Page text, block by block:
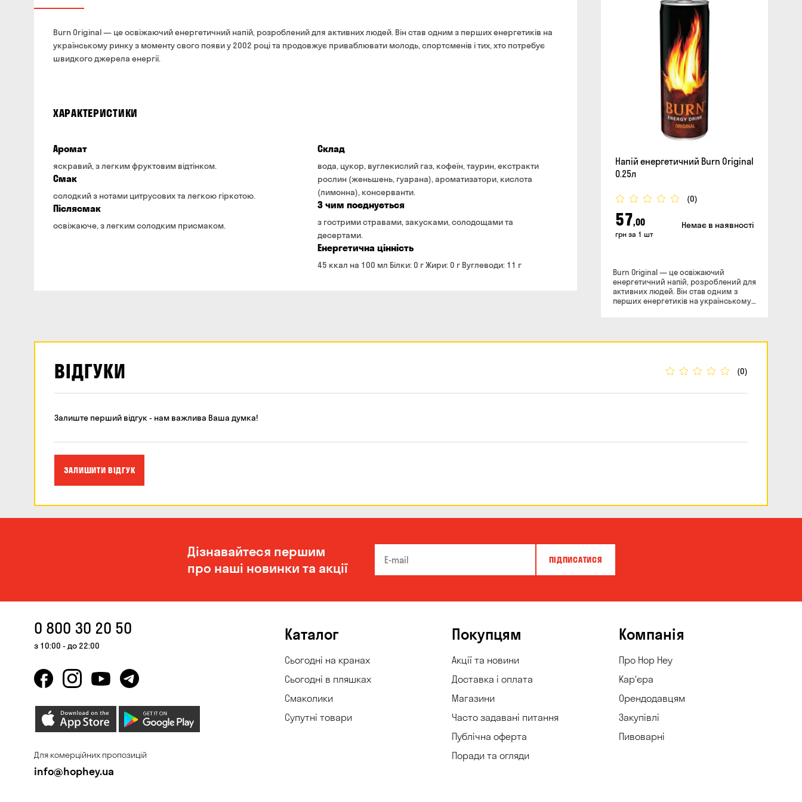
Напій енергетичний Burn Original
0.25л
(0)
57,00
грн за 1 шт
Немає в наявності
Burn Original — це освіжаючий
енергетичний напій, розроблений для
активних людей. Він став одним з
перших енергетиків на українському
Burn Original — це освіжаючий енергетичний напій, розроблений для активних людей. Він став одним з перших енергетиків на
українському ринку з моменту свого появи у 2002 році та продовжує приваблювати молодь, спортсменів і тих, хто потребує
швидкого джерела енергії.
ХАРАКТЕРИСТИКИ
Аромат
яскравий, з легким фруктовим відтінком.
Смак
солодкий з нотами цитрусових та легкою гіркотою.
Післясмак
освіжаюче, з легким солодким присмаком.
Склад
вода, цукор, вуглекислий газ, кофеїн, таурин, екстракти
рослин (женьшень, гуарана), ароматизатори, кислота
(лимонна), консерванти.
З чим поєднується
з гострими стравами, закусками, солодощами та
десертами.
Енергетична цінність
45 ккал на 100 мл Білки: 0 г Жири: 0 г Вуглеводи: 11 г
ВІДГУКИ (0)
Залиште перший відгук - нам важлива Ваша думка!
ЗАЛИШИТИ ВІДГУК
Дізнавайтеся першим
про наші новинки та акції
ПІДПИСАТИСЯ
0 800 30 20 50
з 10:00 - до 22:00
Для комерційних пропозицій
info@hophey.ua
Каталог
Сьогодні на кранах
Сьогодні в пляшках
Смаколики
Супутні товари
Покупцям
Акції та новини
Доставка і оплата
Магазини
Часто задавані питання
Публічна оферта
Поради та огляди
Компанія
Про Hop Hey
Кар'єра
Орендодавцям
Закупівлі
Пивоварні